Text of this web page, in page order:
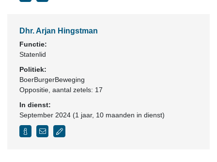
Dhr. Arjan Hingstman
Functie:
Statenlid
Politiek:
BoerBurgerBeweging
Oppositie , aantal zetels: 17
In dienst:
September 2024 (1 jaar, 10 maanden in dienst)